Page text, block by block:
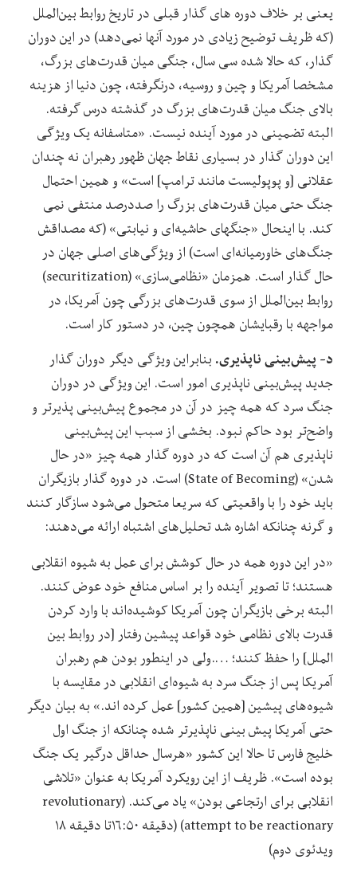
یعنی بر خلاف دوره های گذار قبلی در تاریخ روابط بین‌الملل
(که ظریف توضیح زیادی در مورد آنها نمی‌دهد) در این دوران
گذار، که حالا شده سی سال، جنگی میان قدرت‌های بزرگ،
مشخصا آمریکا و چین و روسیه، درنگرفته، چون دنیا از هزینه
بالای جنگ میان قدرت‌های بزرگ در گذشته درس گرفته.
البته تضمینی در مورد آینده نیست. «متاسفانه یک ویژگی
این دوران گذار در بسیاری نقاط جهان ظهور رهبران نه چندان
عقلانی [و پوپولیست مانند ترامپ] است» و همین احتمال
جنگ حتی میان قدرت‌های بزرگ را صددرصد منتفی نمی
کند. با اینحال «جنگهای حاشیه‌ای و نیابتی» (که مصداقش
جنگ‌های خاورمیانه‌ای است) از ویژگی‌های اصلی جهان در
حال گذار است. همزمان «نظامی‌سازی» (securitization)
روابط بین‌الملل از سوی قدرت‌های بزرگی چون آمریکا، در
مواجهه با رقبایشان همچون چین، در دستور کار است.
د- پیش‌بینی ناپذیری. بنابراین ویژگی دیگر دوران گذار
جدید پیش‌بینی ناپذیری امور است. این ویژگی در دوران
جنگ سرد که همه چیز در آن در مجموع پیش‌بینی پذیرتر و
واضح‌تر بود حاکم نبود. بخشی از سبب این پیش‌بینی
ناپذیری هم آن است که در دوره گذار همه چیز «در حال
شدن» (State of Becoming) است. در دوره گذار بازیگران
باید خود را با واقعیتی که سریعا متحول می‌شود سازگار کنند
و گرنه چنانکه اشاره شد تحلیل‌های اشتباه ارائه می‌دهند:
«در این دوره همه در حال کوشش برای عمل به شیوه انقلابی
هستند؛ تا تصویر آینده را بر اساس منافع خود عوض کنند.
البته برخی بازیگران چون آمریکا کوشیده‌اند با وارد کردن
قدرت بالای نظامی خود قواعد پیشین رفتار [در روابط بین
الملل] را حفظ کنند؛ ….ولی در اینطور بودن هم رهبران
آمریکا پس از جنگ سرد به شیوه‌ای انقلابی در مقایسه با
شیوه‌های پیشین [همین کشور] عمل کرده اند.» به بیان دیگر
حتی آمریکا پیش بینی ناپذیرتر شده چنانکه از جنگ اول
خلیج فارس تا حالا این کشور «هرسال حداقل درگیر یک جنگ
بوده است». ظریف از این رویکرد آمریکا به عنوان «تلاشی
انقلابی برای ارتجاعی بودن» یاد می‌کند. (revolutionary
attempt to be reactionary) (دقیقه ۱۶:۵۰تا دقیقه ۱۸
ویدئوی دوم)